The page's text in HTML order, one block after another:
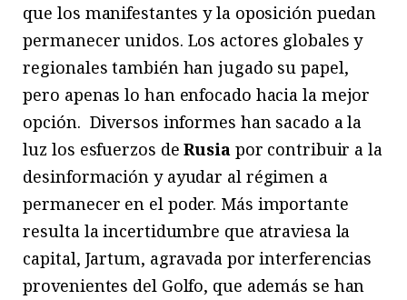
que los manifestantes y la oposición puedan
permanecer unidos. Los actores globales y
regionales también han jugado su papel,
pero apenas lo han enfocado hacia la mejor
opción. Diversos informes han sacado a la
luz los esfuerzos deRusia por contribuir a la
desinformación y ayudar al régimen a
permanecer en el poder. Más importante
resulta la incertidumbre que atraviesa la
capital, Jartum, agravada por interferencias
provenientes del Golfo, que además se han